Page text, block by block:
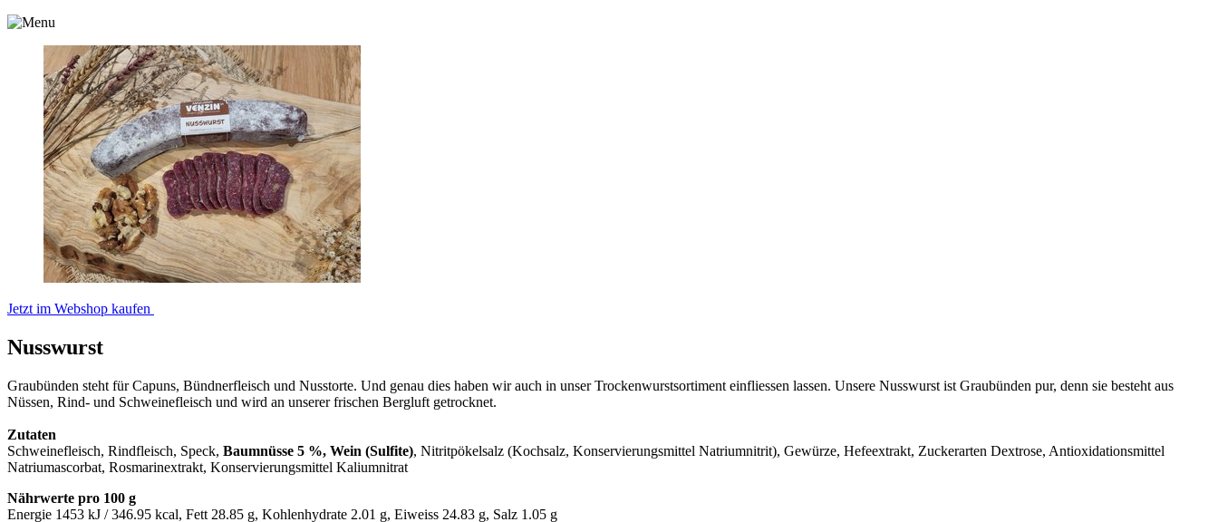
Jetzt im Webshop kaufen
Nusswurst
Graubünden steht für Capuns, Bündnerfleisch und Nusstorte. Und genau dies haben wir auch in unser Trockenwurstsortiment einfliessen lassen. Unsere Nusswurst ist Graubünden pur, denn sie besteht aus
Nüssen, Rind- und Schweinefleisch und wird an unserer frischen Bergluft getrocknet.
Zutaten
Schweinefleisch, Rindfleisch, Speck, Baumnüsse 5 %, Wein (Sulfite), Nitritpökelsalz (Kochsalz, Konservierungsmittel Natriumnitrit), Gewürze, Hefeextrakt, Zuckerarten Dextrose, Antioxidationsmittel
Natriumascorbat, Rosmarinextrakt, Konservierungsmittel Kaliumnitrat
Nährwerte pro 100 g
Energie 1453 kJ / 346.95 kcal, Fett 28.85 g, Kohlenhydrate 2.01 g, Eiweiss 24.83 g, Salz 1.05 g